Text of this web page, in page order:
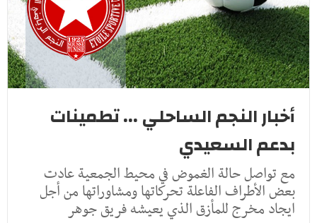
أخبار النجم الساحلي ... تطمينات
بدعم السعيدي
مع تواصل حالة الغموض في محيط الجمعية عادت
بعض الأطراف الفاعلة تحركاتها ومشاوراتها من أجل
ايجاد مخرج للمأزق الذي يعيشه فريق جوهر